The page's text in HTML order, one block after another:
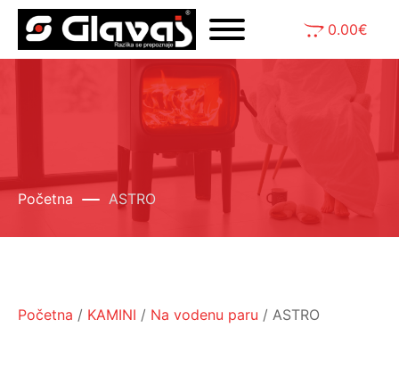
0.00€
Početna ASTRO
Početna / KAMINI / Na vodenu paru / ASTRO